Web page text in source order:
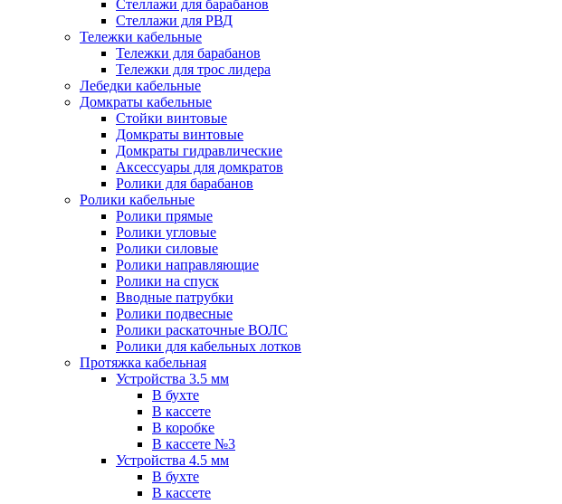
Стеллажи для барабанов
Стеллажи для РВД
Тележки кабельные
Тележки для барабанов
Тележки для трос лидера
Лебедки кабельные
Домкраты кабельные
Стойки винтовые
Домкраты винтовые
Домкраты гидравлические
Аксессуары для домкратов
Ролики для барабанов
Ролики кабельные
Ролики прямые
Ролики угловые
Ролики силовые
Ролики направляющие
Ролики на спуск
Вводные патрубки
Ролики подвесные
Ролики раскаточные ВОЛС
Ролики для кабельных лотков
Протяжка кабельная
Устройства 3.5 мм
В бухте
В кассете
В коробке
В кассете №3
Устройства 4.5 мм
В бухте
В кассете